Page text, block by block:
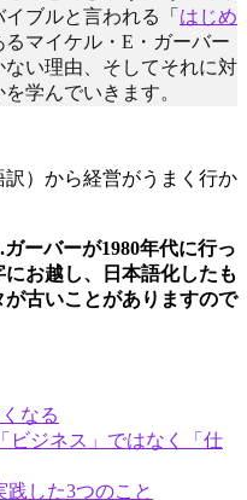
ブルと言われる「 はじめ
るマイケル・E・ガーバー
い理由、そしてそれに対
学んでいきます。
）から経営がうまく行か
ーバーが1980年代に行っ
お越し、日本語化したも
古いことがありますので
なる
ビジネス」ではなく「仕
した3つのこと